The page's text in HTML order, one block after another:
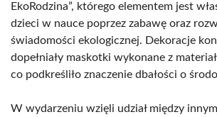
EkoRodzina”, którego elementem jest
dzieci w nauce poprzez zabawę oraz
świadomości ekologicznej. Dekoracje
dopełniały maskotki wykonane z
co podkreśliło znaczenie dbałości o
W wydarzeniu wzięli udział między